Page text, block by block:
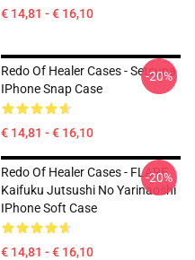
€ 14,81 - € 16,10
Redo Of Healer Cases - Setsuna
IPhone Snap Case
€ 14,81 - € 16,10
-20%
Redo Of Healer Cases - FLARE
Kaifuku Jutsushi No Yarinaoshi
IPhone Soft Case
€ 14,81 - € 16,10
-20%